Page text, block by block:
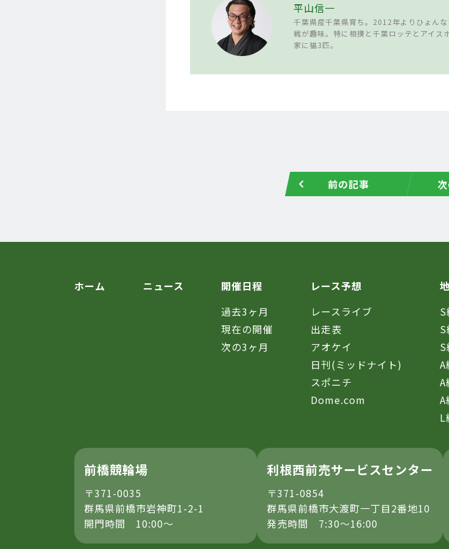
平山信一
千葉県産千葉県育ち。2012年よりひょん
戦が趣味。特に相撲と千葉ロッテとアイス
家に猫3匹。
前の記事
ホーム ニュース
開催日程
過去3ヶ月
現在の開催
次の3ヶ月
レース予想
レースライブ
出走表
アオケイ
日刊(ミッドナイト)
スポニチ
Dome.com
L
前橋競輪場
〒371-0035
群馬県前橋市岩神町1-2-1
開門時間 10:00～
利根西前売サービスセンター
〒371-0854
群馬県前橋市大渡町一丁目2番地10
発売時間 7:30～16:00